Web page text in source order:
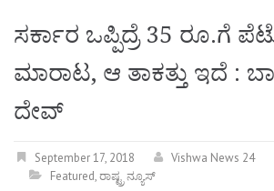
ಸರ್ಕಾರ ಒಪ್ಪಿದ್ರೆ 35 ರೂ.ಗೆ
ಮಾರಾಟ, ಆ ತಾಕತ್ತು ಇದೆ :
ದೇವ್
September 17, 2018
Vishwa News 24
Featured,ರಾಷ್ಟ್ರ ನ್ಯೂಸ್